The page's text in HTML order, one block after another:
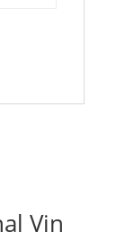
Vin